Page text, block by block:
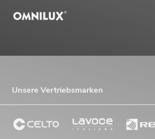
Unsere Vertriebsmarken